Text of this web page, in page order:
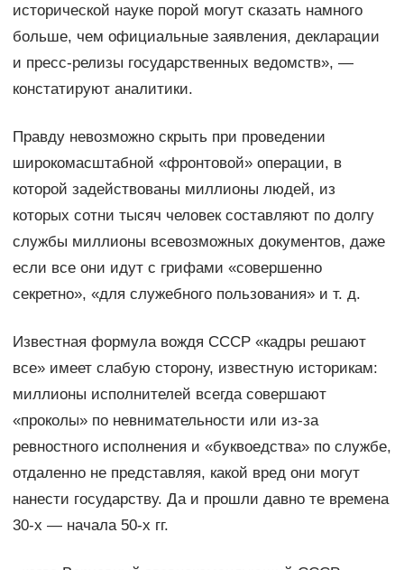
исторической науке порой могут сказать намного
больше, чем официальные заявления, декларации
и пресс-релизы государственных ведомств», —
констатируют аналитики.
Правду невозможно скрыть при проведении
широкомасштабной «фронтовой» операции, в
которой задействованы миллионы людей, из
которых сотни тысяч человек составляют по долгу
службы миллионы всевозможных документов, даже
если все они идут с грифами «совершенно
секретно», «для служебного пользования» и т. д.
Известная формула вождя СССР «кадры решают
все» имеет слабую сторону, известную историкам:
миллионы исполнителей всегда совершают
«проколы» по невнимательности или из-за
ревностного исполнения и «буквоедства» по службе,
отдаленно не представляя, какой вред они могут
нанести государству. Да и прошли давно те времена
30-х — начала 50-х гг.